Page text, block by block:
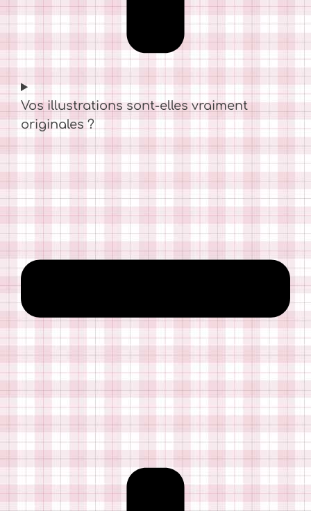
Vos illustrations sont-elles vraiment
originales ?